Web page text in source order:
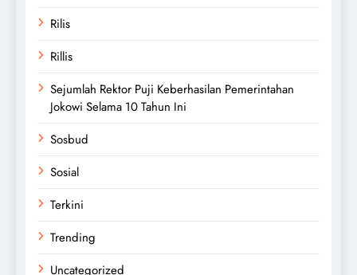
Rilis
Rillis
Sejumlah Rektor Puji Keberhasilan Pemerintahan
Jokowi Selama 10 Tahun Ini
Sosbud
Sosial
Terkini
Trending
Uncategorized